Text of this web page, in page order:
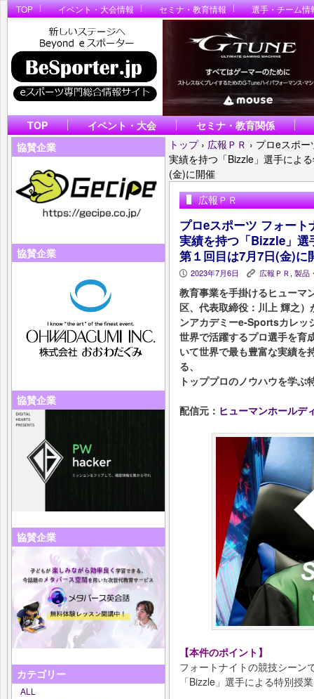
TOP イベント・大会情報 セミナ・教育情報 選手・チーム情
TOP イベント・大会
セミナ・教育関係
協賛企業
協賛企業
協賛企業
協賛企業
カテゴリー
ALL
トップ › 広報ＰＲ › プロeスポ
実績を持つ「Bizzle」選手によ
(金)に開催
広報ＰＲ
プロeスポーツ フォー
実績を持つ「Bizzle」
第１回目は7月7日(金)に
P 2023年7月6日 K 広報ＰＲ,製品
教育事業を手掛けるヒューマ
区、代表取締役：川上 輝之
ンアカデミーe-Sportsカレッ
世界で活躍するプロ選手を育
いて世界で最も豊富な実績を
る、
トッププロのノウハウを学
配信元： ヒューマンホールデ
【本件のポイント】
フォートナイトの競技シーン
「Bizzle」選手による特別授業